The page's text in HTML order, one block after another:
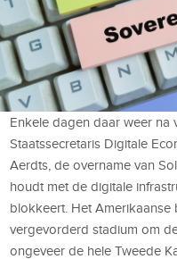
Enkele dagen daar weer na
Staatssecretaris Digitale
Aerdts, de overname van
houdt met de digitale
blokkeert. Het Amerikaanse
vergevorderd stadium om
ongeveer de hele Tweede